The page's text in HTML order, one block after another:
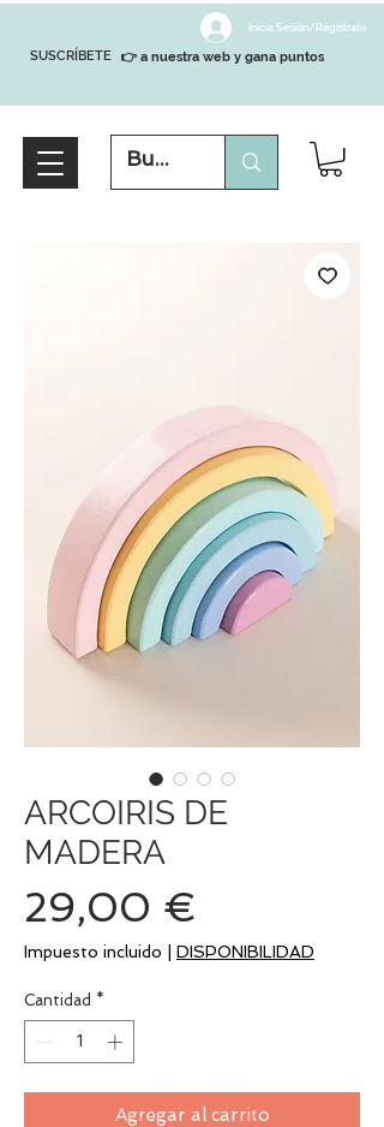
SUSCRÍBETE
Inicia Sesión/Regístrate
👉 a nuestra web y gana puntos
ARCOIRIS DE
MADERA
29,00 €
Impuesto incluido DISPONIBILIDAD
Cantidad *
Agregar al carrito